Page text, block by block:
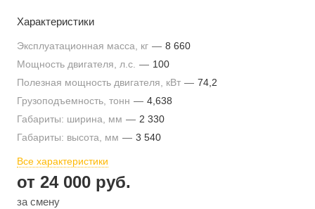
Характеристики
Эксплуатационная масса, кг — 8 660
Мощность двигателя, л.с. — 100
Полезная мощность двигателя, кВт — 74,2
Грузоподъемность, тонн — 4,638
Габариты: ширина, мм — 2 330
Габариты: высота, мм — 3 540
Все характеристики
от 24 000 руб.
за смену